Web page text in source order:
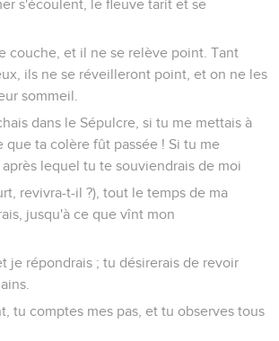
s'écoulent, le fleuve tarit et se
couche, et il ne se relève point. Tant
ils ne se réveilleront point, et on ne les
sommeil.
dans le Sépulcre, si tu me mettais à
que ta colère fût passée ! Si tu me
lequel tu te souviendrais de moi
revivra-t-il ?), tout le temps de ma
jusqu'à ce que vînt mon
je répondrais ; tu désirerais de revoir
tu comptes mes pas, et tu observes tous